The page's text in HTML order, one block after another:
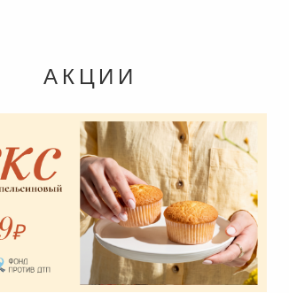
АКЦИИ